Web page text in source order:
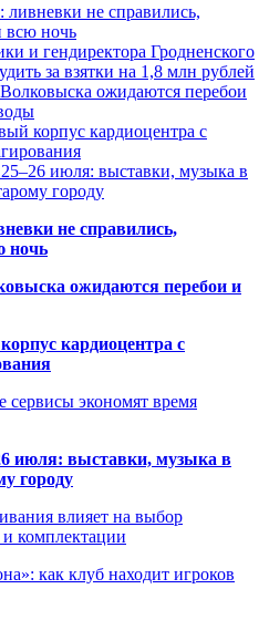
ливневки не справились,
всю ночь
и гендиректора Гродненского
за взятки на 1,8 млн рублей
ожидаются перебои
корпус кардиоцентра с
июля: выставки, музыка в
городу
не справились,
ночь
ожидаются перебои и
кардиоцентра с
сервисы экономят время
июля: выставки, музыка в
городу
влияет на выбор
комплектации
как клуб находит игроков